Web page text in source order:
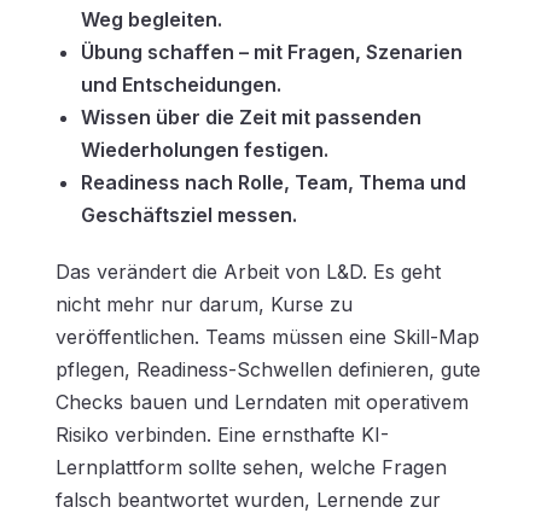
Weg begleiten.
Übung schaffen – mit Fragen, Szenarien
und Entscheidungen.
Wissen über die Zeit mit passenden
Wiederholungen festigen.
Readiness nach Rolle, Team, Thema und
Geschäftsziel messen.
Das verändert die Arbeit von L&D. Es geht
nicht mehr nur darum, Kurse zu
veröffentlichen. Teams müssen eine Skill-Map
pflegen, Readiness-Schwellen definieren, gute
Checks bauen und Lerndaten mit operativem
Risiko verbinden. Eine ernsthafte KI-
Lernplattform sollte sehen, welche Fragen
falsch beantwortet wurden, Lernende zur